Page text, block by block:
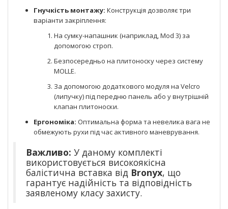
Гнучкість монтажу: Конструкція дозволяє три
варіанти закріплення:
На сумку-напашник (наприклад, Mod 3) за
допомогою строп.
Безпосередньо на плитоноску через систему
MOLLE.
За допомогою додаткового модуля на Velcro
(липучку) під передню панель або у внутрішній
клапан плитоноски.
Ергономіка: Оптимальна форма та невелика вага не
обмежують рухи під час активного маневрування.
Важливо: У даному комплекті
використовується високоякісна
балістична вставка від Bronyx, що
гарантує надійність та відповідність
заявленому класу захисту.